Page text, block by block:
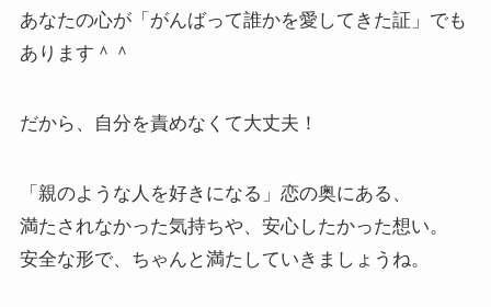
あなたの心が「がんばって誰かを愛してきた証」でも
あります＾＾
だから、自分を責めなくて大丈夫！
「親のような人を好きになる」恋の奥にある、
満たされなかった気持ちや、安心したかった想い。
安全な形で、ちゃんと満たしていきましょうね。